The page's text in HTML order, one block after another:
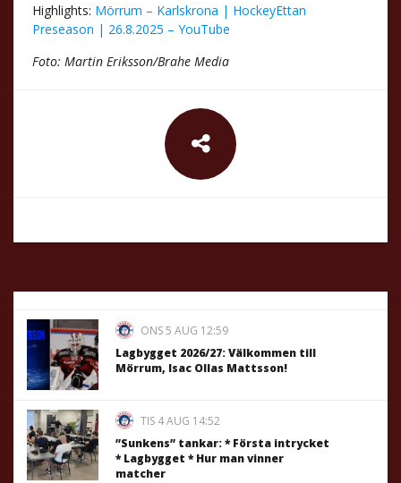
Highlights: Mörrum – Karlskrona | HockeyEttan
Preseason | 26.8.2025 – YouTube
Foto: Martin Eriksson/Brahe Media
ONS 5 AUG 12:59
Lagbygget 2026/27: Välkommen till
Mörrum, Isac Ollas Mattsson!
TIS 4 AUG 14:52
”Sunkens” tankar: * Första intrycket
* Lagbygget * Hur man vinner
matcher